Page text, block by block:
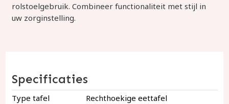
rolstoelgebruik. Combineer functionaliteit met stijl in
uw zorginstelling.
Specificaties
Type tafel
Rechthoekige eettafel